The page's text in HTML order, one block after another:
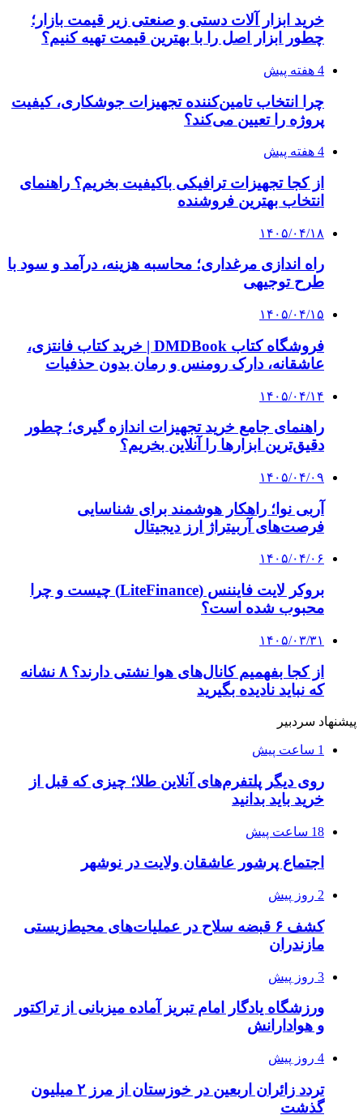
خرید ابزار آلات دستی و صنعتی زیر قیمت بازار؛
چطور ابزار اصل را با بهترین قیمت تهیه کنیم؟
4 هفته پیش
چرا انتخاب تامین‌کننده تجهیزات جوشکاری، کیفیت
پروژه را تعیین می‌کند؟
4 هفته پیش
از کجا تجهیزات ترافیکی باکیفیت بخریم؟ راهنمای
انتخاب بهترین فروشنده
۱۴۰۵/۰۴/۱۸
راه اندازی مرغداری؛ محاسبه هزینه، درآمد و سود با
طرح توجیهی
۱۴۰۵/۰۴/۱۵
فروشگاه کتاب DMDBook | خرید کتاب فانتزی،
عاشقانه، دارک رومنس و رمان بدون حذفیات
۱۴۰۵/۰۴/۱۴
راهنمای جامع خرید تجهیزات اندازه گیری؛ چطور
دقیق‌ترین ابزارها را آنلاین بخریم؟
۱۴۰۵/۰۴/۰۹
آربی نوا؛ راهکار هوشمند برای شناسایی
فرصت‌های آربیتراژ ارز دیجیتال
۱۴۰۵/۰۴/۰۶
بروکر لایت فایننس (LiteFinance) چیست و چرا
محبوب شده است؟
۱۴۰۵/۰۳/۳۱
از کجا بفهمیم کانال‌های هوا نشتی دارند؟ ۸ نشانه
که نباید نادیده بگیرید
پیشنهاد سردبیر
1 ساعت پیش
روی دیگر پلتفرم‌های آنلاین طلا؛ چیزی که قبل از
خرید باید بدانید
18 ساعت پیش
اجتماع پرشور عاشقان ولایت در نوشهر
2 روز پیش
کشف ۶ قبضه سلاح در عملیات‌های محیط‌زیستی
مازندران
3 روز پیش
ورزشگاه یادگار امام تبریز آماده میزبانی از تراکتور
و هوادارانش
4 روز پیش
تردد زائران اربعین در خوزستان از مرز ۲ میلیون
گذشت